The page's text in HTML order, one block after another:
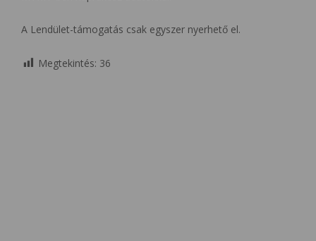
A Lendület-támogatás csak egyszer nyerhető el.
Megtekintés: 36